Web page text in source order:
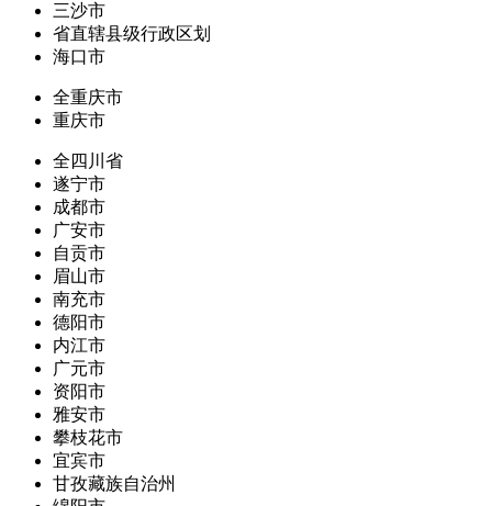
三沙市
省直辖县级行政区划
海口市
全重庆市
重庆市
全四川省
遂宁市
成都市
广安市
自贡市
眉山市
南充市
德阳市
内江市
广元市
资阳市
雅安市
攀枝花市
宜宾市
甘孜藏族自治州